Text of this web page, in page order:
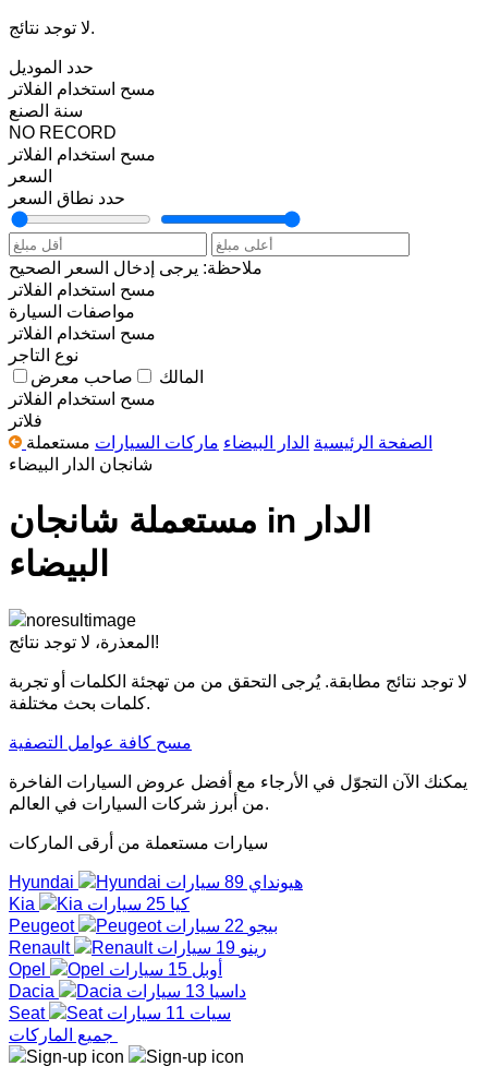
لا توجد نتائج.
حدد الموديل
مسح استخدام الفلاتر
سنة الصنع
NO RECORD
مسح استخدام الفلاتر
السعر
حدد نطاق السعر
ملاحظة: يرجى إدخال السعر الصحيح
مسح استخدام الفلاتر
مواصفات السيارة
مسح استخدام الفلاتر
نوع التاجر
المالك
صاحب معرض
مسح استخدام الفلاتر
فلاتر
الصفحة الرئيسية الدار البيضاء ماركات السيارات مستعملة
شانجان الدار البيضاء
مستعملة شانجان in الدار
البيضاء
المعذرة،لا توجد نتائج!
لا توجد نتائج مطابقة. يُرجى التحقق من من تهجئة الكلمات أو تجربة
كلمات بحث مختلفة.
مسح كافة عوامل التصفية
يمكنك الآن التجوّل في الأرجاء مع أفضل عروض السيارات الفاخرة
من أبرز شركات السيارات في العالم.
سيارات مستعملة من أرقى الماركات
Hyundai
هيونداي 89 سيارات
Kia
كيا 25 سيارات
Peugeot
بيجو 22 سيارات
Renault
رينو 19 سيارات
Opel
أوبل 15 سيارات
Dacia
داسيا 13 سيارات
Seat
سيات 11 سيارات